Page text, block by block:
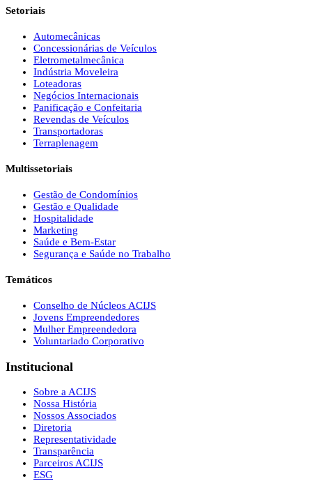
Setoriais
Automecânicas
Concessionárias de Veículos
Eletrometalmecânica
Indústria Moveleira
Loteadoras
Negócios Internacionais
Panificação e Confeitaria
Revendas de Veículos
Transportadoras
Terraplenagem
Multissetoriais
Gestão de Condomínios
Gestão e Qualidade
Hospitalidade
Marketing
Saúde e Bem-Estar
Segurança e Saúde no Trabalho
Temáticos
Conselho de Núcleos ACIJS
Jovens Empreendedores
Mulher Empreendedora
Voluntariado Corporativo
Institucional
Sobre a ACIJS
Nossa História
Nossos Associados
Diretoria
Representatividade
Transparência
Parceiros ACIJS
ESG